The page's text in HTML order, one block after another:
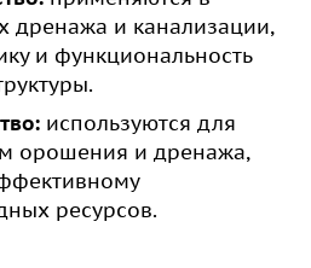
дренажа и канализации,
и функциональность
используются для
орошения и дренажа,
ресурсов.